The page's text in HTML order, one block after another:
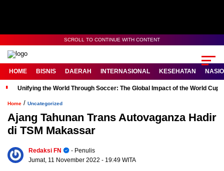
SCROLL TO CONTINUE WITH CONTENT
HOME BISNIS DAERAH INTERNASIONAL KESEHATAN
Unifying the World Through Soccer: The Global Impact of the World Cup
Home / Uncategorized
Ajang Tahunan Trans Autovaganza Hadir
di TSM Makassar
Redaksi FN
- Penulis
Jumat, 11 November 2022 - 19:49 WITA